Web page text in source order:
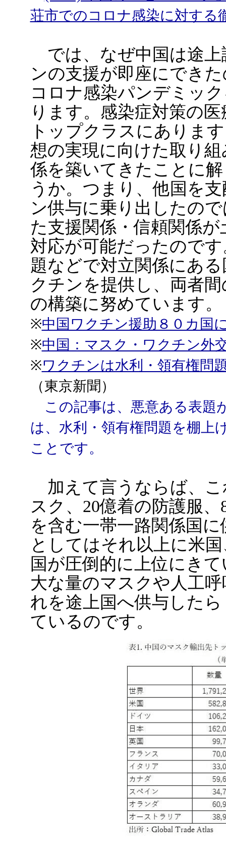
荘市でのコロナ感染に対する
では、なぜ中国は途上
ンの支援が即座にでき
コロナ感染パンデミッ
ります。感染症対策の
トップクラスにありま
想の実現に向けた取り
係を築いてきたことに
うか。つまり、他国を
ン供与に乗り出したの
た支援関係・信頼関係
対応が可能だったので
題などで対立関係にあ
クチンを提供し、両者
の構築に努めています。
※中国ワクチン援助８０カ国
※中国：マスク・ワクチン外
※ワクチンは水利・領有権
（東京新聞）
この記事は、悪意ある表題
は、水利・領有権問題を棚上
ことです。
加えて言うならば、こ
スク、20億着の防護服
を含む一帯一路関係国
としてはそれ以上に米
国が圧倒的に上位にき
大な量のマスクや人工
れを途上国へ供与した
ているのです。